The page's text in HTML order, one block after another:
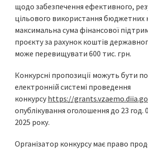
щодо забезпечення ефективного,
цільового використання бюджетних
максимальна сума фінансової
проєкту за рахунок коштів
може перевищувати 600 тис. грн.
Конкурсні пропозиції можуть бути
електронній системі проведення
конкурсу https://
опублікування оголошення до 23 год.
2025 року.
Організатор конкурсу має право